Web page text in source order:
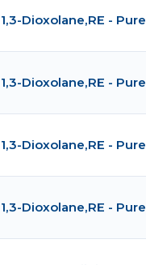
1,3-Dioxolane,RE -
1,3-Dioxolane,RE -
1,3-Dioxolane,RE -
1,3-Dioxolane,RE -